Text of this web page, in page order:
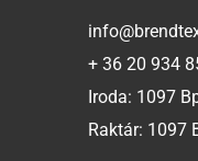
+ 36 20 934
Iroda: 1097
Raktár: 1097